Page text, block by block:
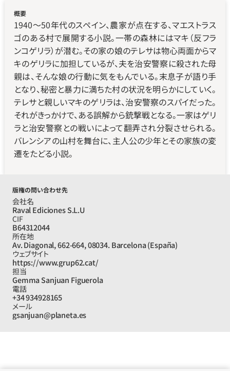
概要
1940〜50年代のスペイン、農家が点在する、マエストラス
ゴのある村で展開する小説。一帯の森林にはマキ（反フラ
ンコゲリラ）が潜む。その家の娘のテレサは物心両面からマ
キのゲリラに加担しているが、夫を治安警察に殺された母
親は、そんな娘の行動に気をもんでいる。末息子が語り手
となり、秘密と暴力に満ちた村の状況を明らかにしていく。
テレサと親しいマキのゲリラは、治安警察のスパイだった。
それがきっかけで、ある誤解から銃撃戦となる。一家はゲリ
ラと治安警察との戦いによって翻弄され分裂させられる。
バレンシアの山村を舞台に、主人公の少年とその家族の変
遷をたどる小説。
版権の問い合わせ先
会社名
Raval Ediciones S.L.U
CIF
B64312044
所在地
Av. Diagonal, 662-664, 08034. Barcelona (España)
ウェブサイト
https://www.grup62.cat/
担当
Gemma Sanjuan Figuerola
電話
+34 934928165
メール
gsanjuan@planeta.es